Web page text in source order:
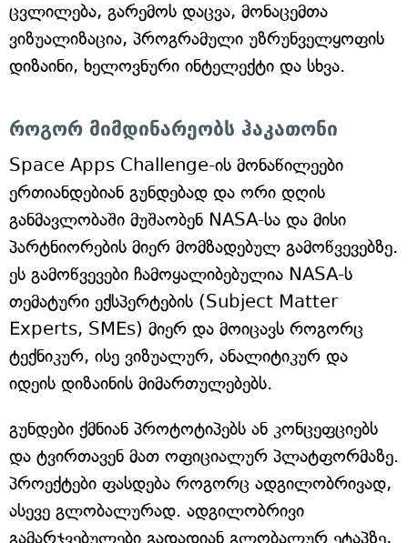
ცვლილება, გარემოს დაცვა, მონაცემთა
ვიზუალიზაცია, პროგრამული უზრუნველყოფის
დიზაინი, ხელოვნური ინტელექტი და სხვა.
როგორ მიმდინარეობს ჰაკათონი
Space Apps Challenge-ის მონაწილეები
ერთიანდებიან გუნდებად და ორი დღის
განმავლობაში მუშაობენ NASA-სა და მისი
პარტნიორების მიერ მომზადებულ გამოწვევებზე.
ეს გამოწვევები ჩამოყალიბებულია NASA-ს
თემატური ექსპერტების (Subject Matter
Experts, SMEs) მიერ და მოიცავს როგორც
ტექნიკურ, ისე ვიზუალურ, ანალიტიკურ და
იდეის დიზაინის მიმართულებებს.
გუნდები ქმნიან პროტოტიპებს ან კონცეფციებს
და ტვირთავენ მათ ოფიციალურ პლატფორმაზე.
პროექტები ფასდება როგორც ადგილობრივად,
ასევე გლობალურად. ადგილობრივი
გამარჯვებულები გადადიან გლობალურ ეტაპზე,